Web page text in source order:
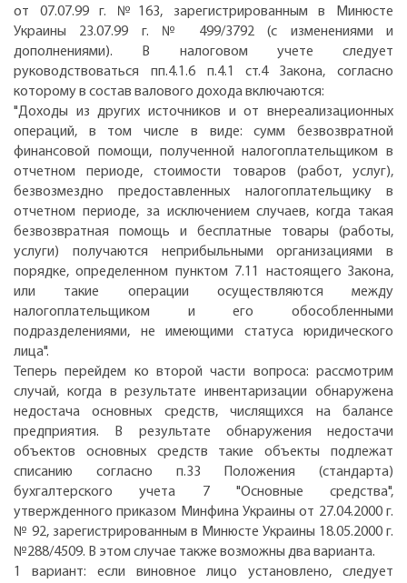
от 07.07.99 г. №163, зарегистрированным в Минюсте
Украины 23.07.99 г. № 499/3792 (с изменениями и
дополнениями). В налоговом учете следует
руководствоваться пп.4.1.6 п.4.1 ст.4 Закона, согласно
которому в состав валового дохода включаются:
"Доходы из других источников и от внереализационных
операций, в том числе в виде: сумм безвозвратной
финансовой помощи, полученной налогоплательщиком в
отчетном периоде, стоимости товаров (работ, услуг),
безвозмездно предоставленных налогоплательщику в
отчетном периоде, за исключением случаев, когда такая
безвозвратная помощь и бесплатные товары (работы,
услуги) получаются неприбыльными организациями в
порядке, определенном пунктом 7.11 настоящего Закона,
или такие операции осуществляются между
налогоплательщиком и его обособленными
подразделениями, не имеющими статуса юридического
лица".
Теперь перейдем ко второй части вопроса: рассмотрим
случай, когда в результате инвентаризации обнаружена
недостача основных средств, числящихся на балансе
предприятия. В результате обнаружения недостачи
объектов основных средств такие объекты подлежат
списанию согласно п.33 Положения (стандарта)
бухгалтерского учета 7 "Основные средства",
утвержденного приказом Минфина Украины от 27.04.2000 г.
№ 92, зарегистрированным в Минюсте Украины 18.05.2000 г.
№288/4509. В этом случае также возможны два варианта.
1 вариант: если виновное лицо установлено, следует